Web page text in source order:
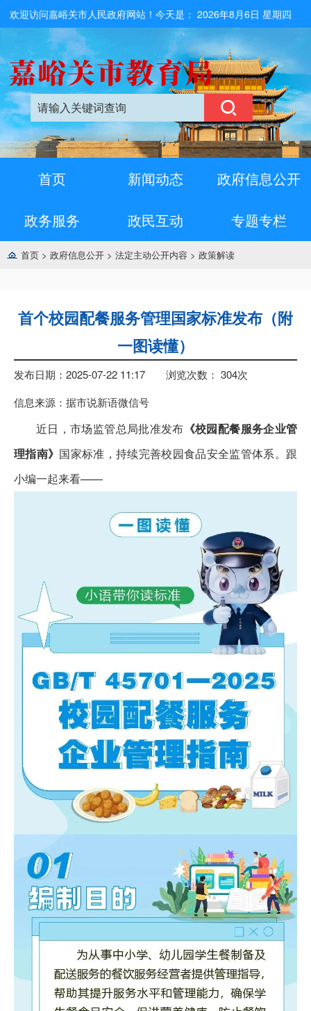
欢迎访问嘉峪关市人民政府网站！今天是：2026年8月6日 星期四
首页 新闻动态 政府信息公开
政务服务 政民互动 专题专栏
首页 > 政府信息公开 > 法定主动公开内容 > 政策解读
首个校园配餐服务管理国家标准发布（附
一图读懂）
发布日期：2025-07-22 11:17 浏览次数： 304次
信息来源：据市说新语微信号
近日，市场监管总局批准发布 《校园配餐服务企业管
理指南》 国家标准，持续完善校园食品安全监管体系。跟
小编一起来看——